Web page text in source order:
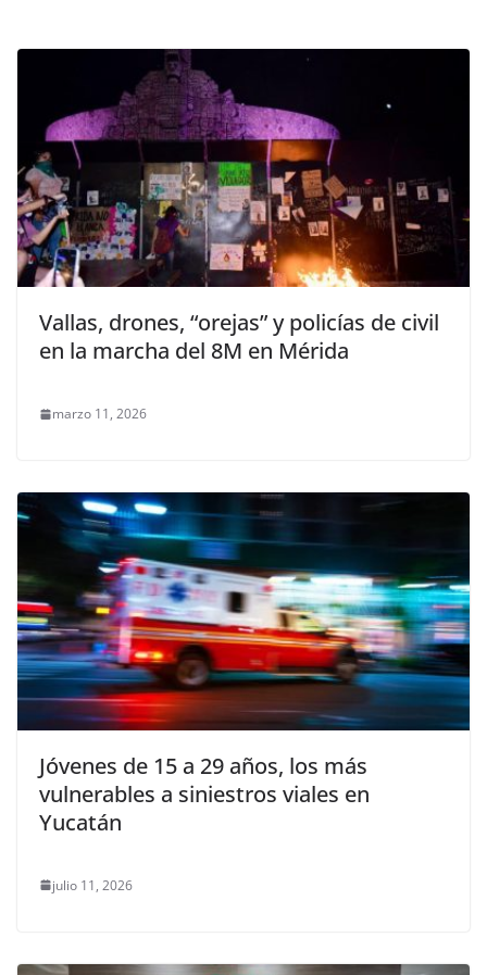
Vallas, drones, “orejas” y policías de civil
en la marcha del 8M en Mérida
marzo 11, 2026
Jóvenes de 15 a 29 años, los más
vulnerables a siniestros viales en
Yucatán
julio 11, 2026